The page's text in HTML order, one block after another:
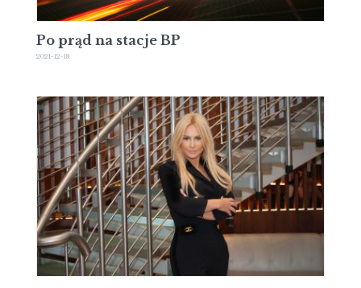
Po prąd na stacje BP
2021-12-18